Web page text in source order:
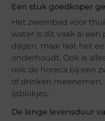
Een stuk goedkoper
Het zwembad voor
water is dit vaak al
dagen, maar laat het
onderhoudt. Ook is
ook de horeca bij een
of drinken meenemen.
ijsblokjes.
De lange levensduur